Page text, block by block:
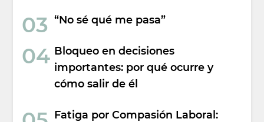
“No sé qué me pasa”
Bloqueo en decisiones
importantes: por qué ocurre y
cómo salir de él
Fatiga por Compasión Laboral: